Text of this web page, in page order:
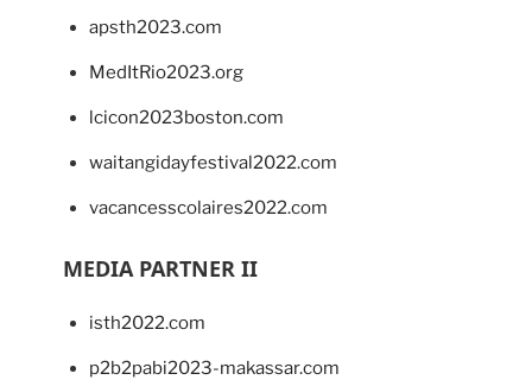
apsth2023.com
MedItRio2023.org
lcicon2023boston.com
waitangidayfestival2022.com
vacancesscolaires2022.com
MEDIA PARTNER II
isth2022.com
p2b2pabi2023-makassar.com